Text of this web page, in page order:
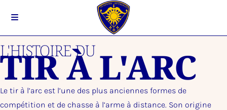
L'HISTOIRE DU
TIR À L'ARC
Le tir à l’arc est l’une des plus anciennes formes de
compétition et de chasse à l’arme à distance. Son origine